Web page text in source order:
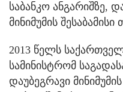
საბანკო ანგარიშზე,
მინიმუმის შესაბამისი
2013 წელს
სამინისტრომ
დაუბეგრავი